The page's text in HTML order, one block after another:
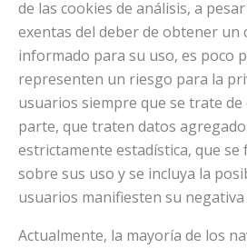
de las cookies de análisis, a
exentas del deber de obtener un
informado para su uso, es poco
representen un riesgo para la
usuarios siempre que se trate
parte, que traten datos
estrictamente estadística, que
sobre sus uso y se incluya la
usuarios manifiesten su
Actualmente, la mayoría de los